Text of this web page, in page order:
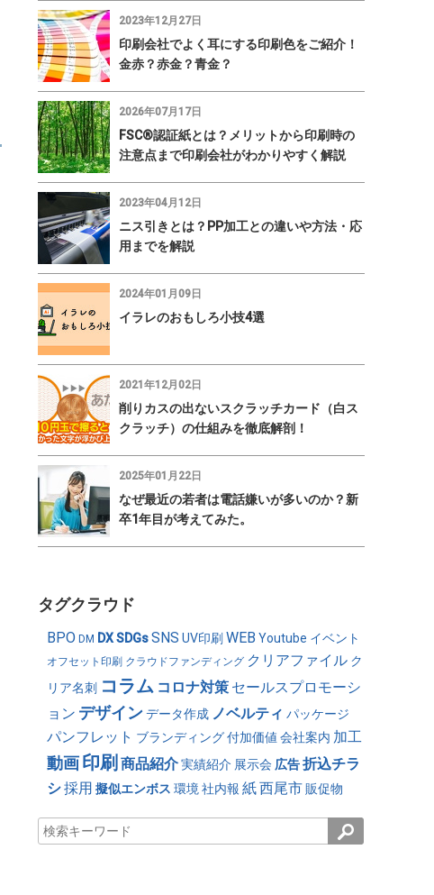
2023年12月27日
印刷会社でよく耳にする印刷色をご紹介！
金赤？赤金？青金？
2026年07月17日
FSC®認証紙とは？メリットから印刷時の
注意点まで印刷会社がわかりやすく解説
2023年04月12日
ニス引きとは？PP加工との違いや方法・応
用までを解説
2024年01月09日
イラレのおもしろ小技4選
2021年12月02日
削りカスの出ないスクラッチカード（白ス
クラッチ）の仕組みを徹底解剖！
2025年01月22日
なぜ最近の若者は電話嫌いが多いのか？新
卒1年目が考えてみた。
タグクラウド
BPO DM DX SDGs SNS UV印刷 WEB Youtube イベント
オフセット印刷 クラウドファンディング クリアファイル ク
リア名刺 コラム コロナ対策 セールスプロモーシ
ョン デザイン データ作成 ノベルティ パッケージ
パンフレット ブランディング 付加価値 会社案内 加工
動画 印刷 商品紹介 実績紹介 展示会 広告 折込チラ
シ採用 擬似エンボス 環境 社内報 紙西尾市 販促物